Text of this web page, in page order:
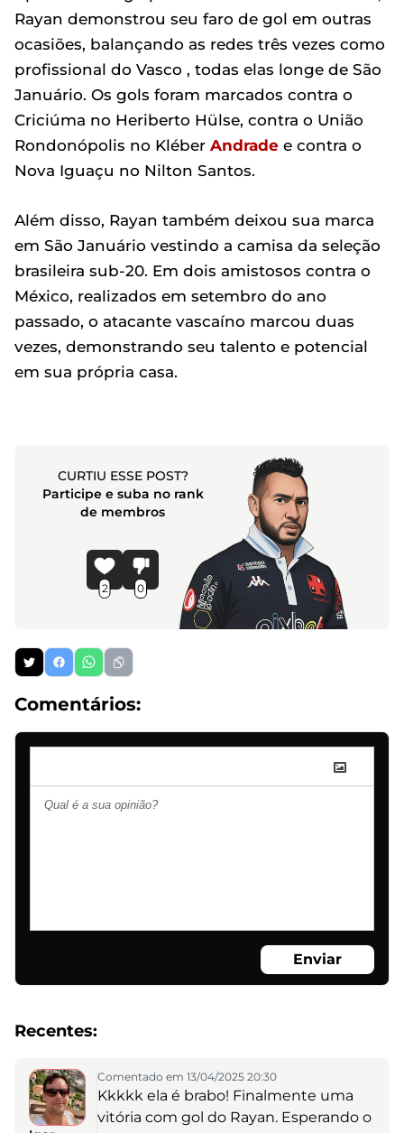
Rayan demonstrou seu faro de gol em outras
ocasiões, balançando as redes três vezes como
profissional do Vasco , todas elas longe de São
Januário. Os gols foram marcados contra o
Criciúma no Heriberto Hülse, contra o União
Rondonópolis no Kléber Andrade e contra o
Nova Iguaçu no Nilton Santos.
Além disso, Rayan também deixou sua marca
em São Januário vestindo a camisa da seleção
brasileira sub-20. Em dois amistosos contra o
México, realizados em setembro do ano
passado, o atacante vascaíno marcou duas
vezes, demonstrando seu talento e potencial
em sua própria casa.
CURTIU ESSE POST?
Participe e suba no rank
de membros
2 0
Comentários:
Enviar
Recentes:
Comentado em 13/04/2025 20:30
Kkkkk ela é brabo! Finalmente uma
vitória com gol do Rayan. Esperando o